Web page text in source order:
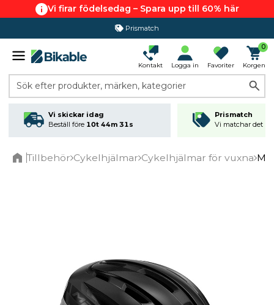
Vi firar födelsedag – Spara upp till 60% här
Prismatch
Kontakt Logga in Favoriter
0
Korgen
Sök efter produkter, märken, kategorier
Vi skickar idag
Beställ före 10t 44m 31s
Prismatch
Vi matchar det
Tillbehör Cykelhjälmar Cykelhjälmar för vuxna